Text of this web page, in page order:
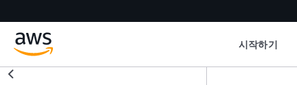
시작하기